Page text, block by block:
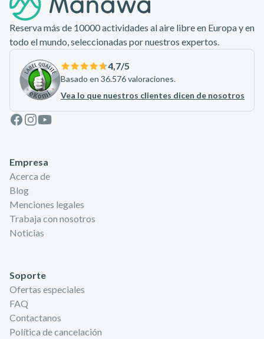
Reserva más de 10000 actividades al aire libre en Europa y en
todo el mundo, seleccionadas por nuestros expertos.
4,7/5
Basado en 36.576 valoraciones.
Vea lo que nuestros clientes dicen de nosotros
Facebook
Instagram
Youtube
Empresa
Acerca de
Blog
Menciones legales
Trabaja con nosotros
Noticias
Soporte
Ofertas especiales
FAQ
Contactanos
Política de cancelación